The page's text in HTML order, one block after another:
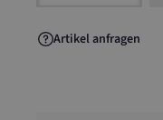
Artikel anfragen